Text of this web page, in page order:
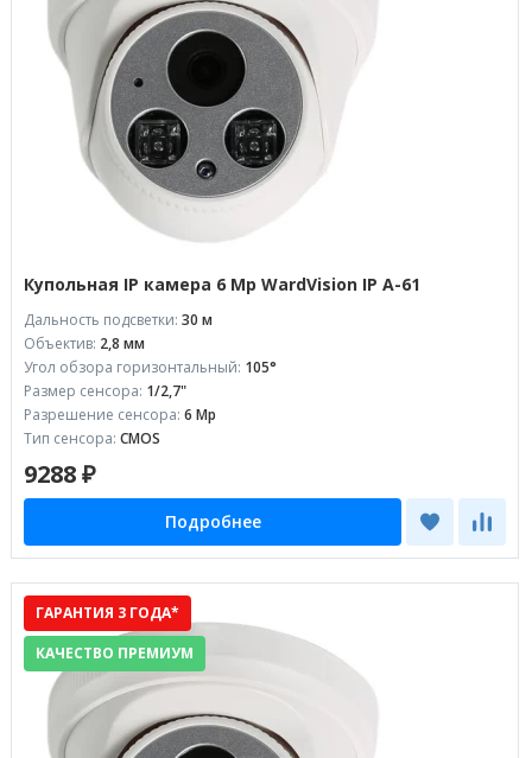
Купольная IP камера 6 Mp WardVision IP A-61
Дальность подсветки: 30 м
Объектив: 2,8 мм
Угол обзора горизонтальный: 105°
Размер сенсора: 1/2,7"
Разрешение сенсора: 6 Mp
Тип сенсора: CMOS
9288 ₽
Подробнее
ГАРАНТИЯ 3 ГОДА*
КАЧЕСТВО ПРЕМИУМ